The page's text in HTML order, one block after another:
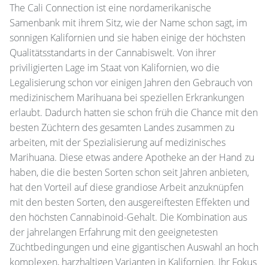
The Cali Connection ist eine nordamerikanische
Samenbank mit ihrem Sitz, wie der Name schon sagt, im
sonnigen Kalifornien und sie haben einige der höchsten
Qualitätsstandarts in der Cannabiswelt. Von ihrer
priviligierten Lage im Staat von Kalifornien, wo die
Legalisierung schon vor einigen Jahren den Gebrauch von
medizinischem Marihuana bei speziellen Erkrankungen
erlaubt. Dadurch hatten sie schon früh die Chance mit den
besten Züchtern des gesamten Landes zusammen zu
arbeiten, mit der Spezialisierung auf medizinisches
Marihuana. Diese etwas andere Apotheke an der Hand zu
haben, die die besten Sorten schon seit Jahren anbieten,
hat den Vorteil auf diese grandiose Arbeit anzuknüpfen
mit den besten Sorten, den ausgereiftesten Effekten und
den höchsten Cannabinoid-Gehalt. Die Kombination aus
der jahrelangen Erfahrung mit den geeignetesten
Züchtbedingungen und eine gigantischen Auswahl an hoch
komplexen, harzhaltigen Varianten in Kalifornien. Ihr Fokus